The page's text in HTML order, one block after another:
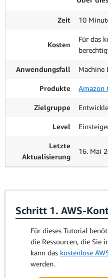
Zeit 10
Kosten
Für das
Anwendungsfall Machine
Produkte Amazon
Zielgruppe
Level
Letzte
Aktualisierung
16. Mai
Schritt 1. AWS-
Für dieses Tutorial
die Ressourcen, die Sie
kann das kostenlose
werden.